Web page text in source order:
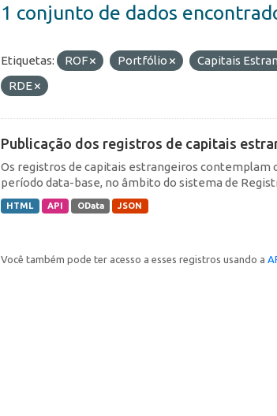
1 conjunto de dados
Etiquetas: ROF Portfólio
Capitais
RDE
Publicação dos registros de capitais
Os registros de capitais estrangeiros contemplam
período data-base, no âmbito do sistema de
HTML API OData JSON
Você também pode ter acesso a esses registros usando a